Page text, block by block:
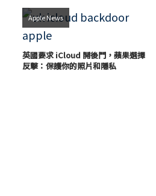
Apple News
英國要求 iCloud 開後門，蘋果選擇
反擊：保護你的照片和隱私